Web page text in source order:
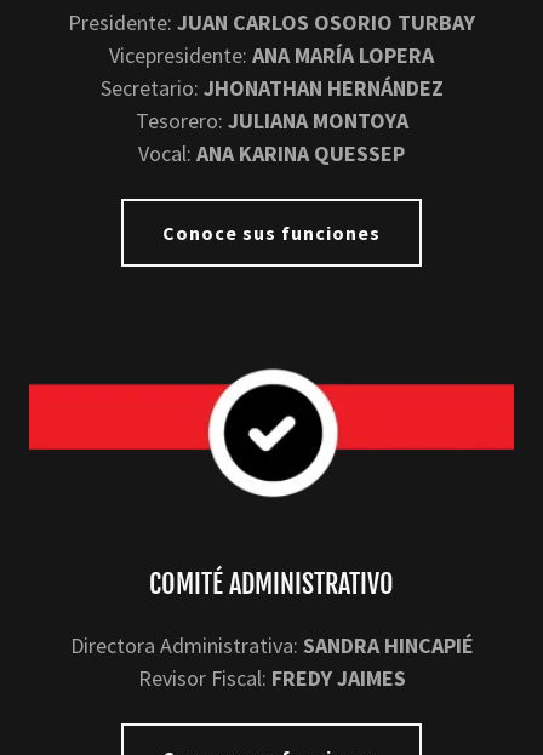
Presidente: JUAN CARLOS OSORIO TURBAY
Vicepresidente: ANA MARÍA LOPERA
Secretario: JHONATHAN HERNÁNDEZ
Tesorero: JULIANA MONTOYA
Vocal: ANA KARINA QUESSEP
Conoce sus funciones
COMITÉ ADMINISTRATIVO
Directora Administrativa: SANDRA HINCAPIÉ
Revisor Fiscal: FREDY JAIMES